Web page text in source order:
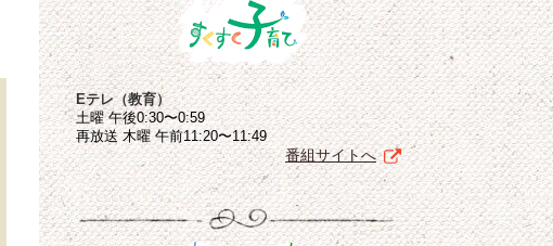
Eテレ（教育）
土曜 午後0:30〜0:59
再放送 木曜 午前11:20〜11:49
番組サイトへ